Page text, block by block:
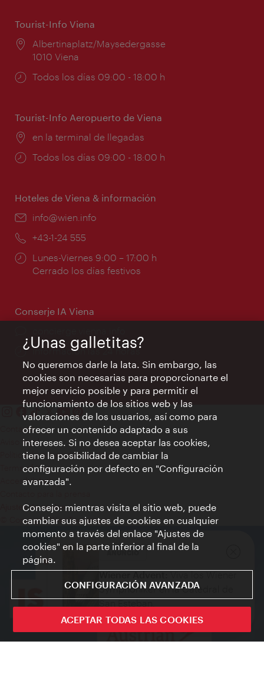
ANUNCIO
Wiener Advent:Viva los Wiener
Symphoniker en la Catedral de
San Esteban.
Tourist-Info Viena
Lugar:
Albertinaplatz/Maysedergasse
1010 Viena
Horarios
Todos los días 09:00 - 18:00 h
Tourist-Info Aeropuerto de Viena
Lugar:
en la terminal de llegadas
Horarios
Todos los días 09:00 - 18:00 h
Hoteles de Viena & información
e-
info@wien.info
Teléfono:
+43-1-24 555
Horarios
de
Lunes-Viernes 9:00 – 17:00 h
Cerrado los días festivos
Conserje IA Viena
Información las 24 horas
Contacto
Aviso legal
Política de privacidad de datos
Terms of Use
Accesibilidad
Ajustes de cookie
© Copyright WienTourismus
¿Unas galletitas?
No queremos darle la lata. Sin embargo, las
cookies son necesarias para proporcionarte el
mejor servicio posible y para permitir el
funcionamiento de los sitios web y las
valoraciones de los usuarios, así como para
ofrecer un contenido adaptado a sus
intereses. Si no desea aceptar las cookies,
tiene la posibilidad de cambiar la
configuración por defecto en "Configuración
avanzada".
Consejo: mientras visita el sitio web, puede
cambiar sus ajustes de cookies en cualquier
momento a través del enlace "Ajustes de
cookies" en la parte inferior al final de la
página.
CONFIGURACIÓN AVANZADA
ACEPTAR TODAS LAS COOKIES